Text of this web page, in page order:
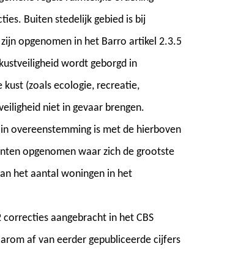
Buiten stedelijk gebied is bij
opgenomen in het Barro artikel 2.3.5
wordt geborgd in
(zoals ecologie, recreatie,
niet in gevaar brengen.
overeenstemming is met de hierboven
opgenomen waar zich de grootste
het aantal woningen in het
aangebracht in het CBS
af van eerder gepubliceerde cijfers